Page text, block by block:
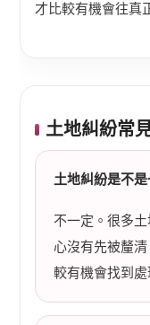
才比較有機會往真
土地糾紛常
土地糾紛是不
不一定。很多
心沒有先被釐
較有機會找到處